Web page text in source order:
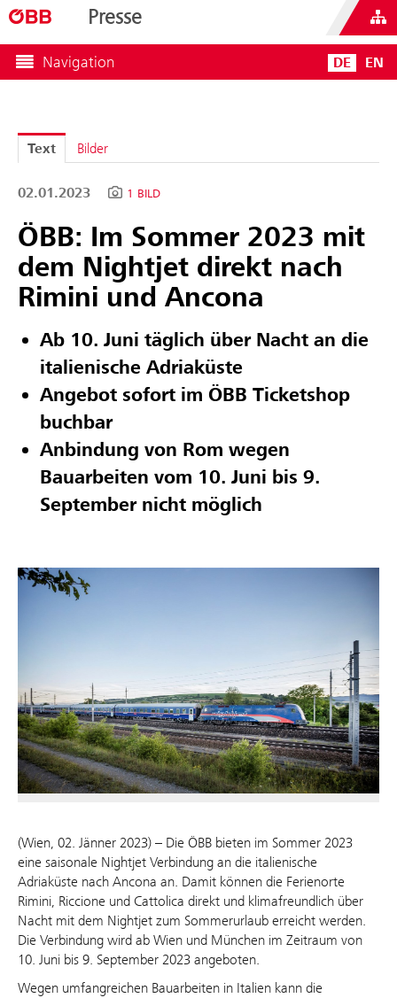
Presse
Navigation DE EN
Text Bilder
02.01.2023 1 BILD
ÖBB: Im Sommer 2023 mit
dem Nightjet direkt nach
Rimini und Ancona
Ab 10. Juni täglich über Nacht an die
italienische Adriaküste
Angebot sofort im ÖBB Ticketshop
buchbar
Anbindung von Rom wegen
Bauarbeiten vom 10. Juni bis 9.
September nicht möglich
(Wien, 02. Jänner 2023) – Die ÖBB bieten im Sommer 2023
eine saisonale Nightjet Verbindung an die italienische
Adriaküste nach Ancona an. Damit können die Ferienorte
Rimini, Riccione und Cattolica direkt und klimafreundlich über
Nacht mit dem Nightjet zum Sommerurlaub erreicht werden.
Die Verbindung wird ab Wien und München im Zeitraum von
10. Juni bis 9. September 2023 angeboten.
Wegen umfangreichen Bauarbeiten in Italien kann die